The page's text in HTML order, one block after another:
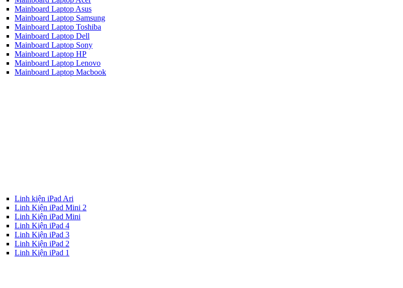
Mainboard Laptop Asus
Mainboard Laptop Samsung
Mainboard Laptop Toshiba
Mainboard Laptop Dell
Mainboard Laptop Sony
Mainboard Laptop HP
Mainboard Laptop Lenovo
Mainboard Laptop Macbook
Linh kiện iPad Ari
Linh Kiện iPad Mini 2
Linh Kiện iPad Mini
Linh Kiện iPad 4
Linh Kiện iPad 3
Linh Kiện iPad 2
Linh Kiện iPad 1